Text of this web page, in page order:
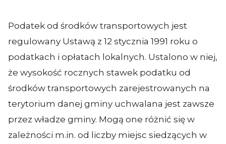
Podatek od środków transportowych jest
regulowany Ustawą z 12 stycznia 1991 roku o
podatkach i opłatach lokalnych. Ustalono w niej,
że wysokość rocznych stawek podatku od
środków transportowych zarejestrowanych na
terytorium danej gminy uchwalana jest zawsze
przez władze gminy. Mogą one różnić się w
zależności m.in. od liczby miejsc siedzących w